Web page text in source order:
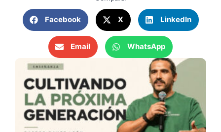
Facebook X LinkedIn
Email WhatsApp